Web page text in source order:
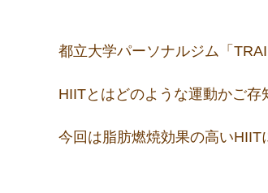
都立大学パーソナルジム「
HIITとはどのような運動かご存
今回は脂肪燃焼効果の高いHIIT